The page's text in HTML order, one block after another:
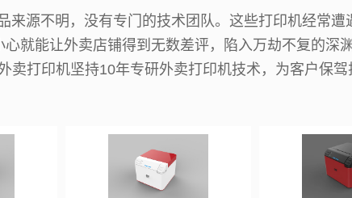
来源不明，没有专门的技术团队。这些打印机经常
就能让外卖店铺得到无数差评，陷入万劫不复的深
卖打印机坚持10年专研外卖打印机技术，为客户保驾